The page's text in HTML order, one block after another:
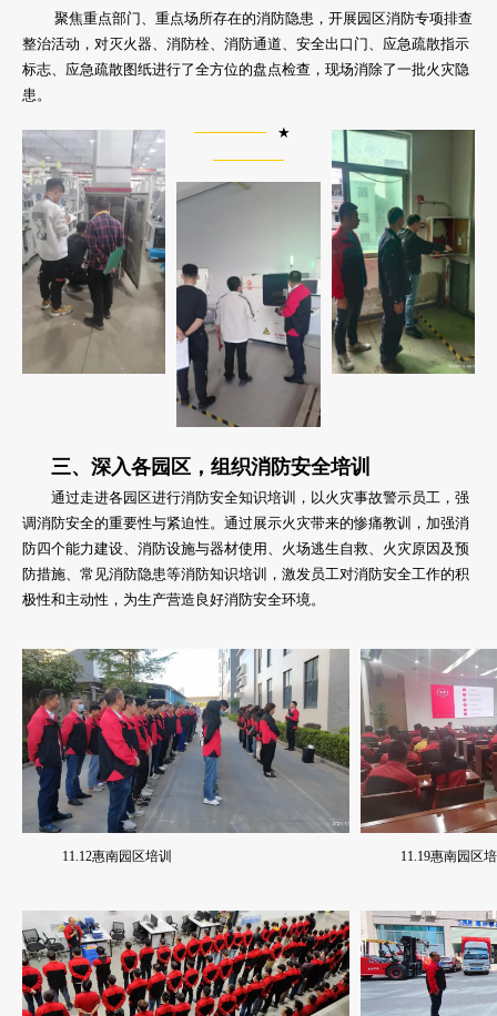
聚焦重点部门、重点场所存在的消防隐患，开展园区消防专项排查
整治活动，对灭火器、消防栓、消防通道、安全出口门、应急疏散指示
标志、应急疏散图纸进行了全方位的盘点检查，现场消除了一批火灾隐
患。
★
三、深入各园区，组织消防安全培训
通过走进各园区进行消防安全知识培训，以火灾事故警示员工，强
调消防安全的重要性与紧迫性。通过展示火灾带来的惨痛教训，加强消
防四个能力建设、消防设施与器材使用、火场逃生自救、火灾原因及预
防措施、常见消防隐患等消防知识培训，激发员工对消防安全工作的积
极性和主动性，为生产营造良好消防安全环境。
11.12惠南园区培训 11.19惠南园区